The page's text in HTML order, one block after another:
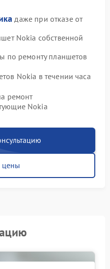
даже при отказе от
Nokia собственной
по ремонту планшетов
Nokia в течении часа
ремонт
Nokia